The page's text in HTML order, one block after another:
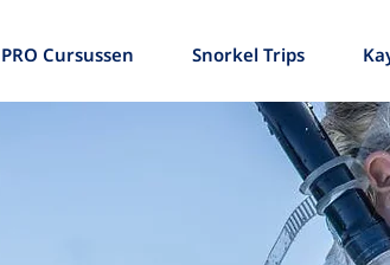
PRO Cursussen Snorkel Trips